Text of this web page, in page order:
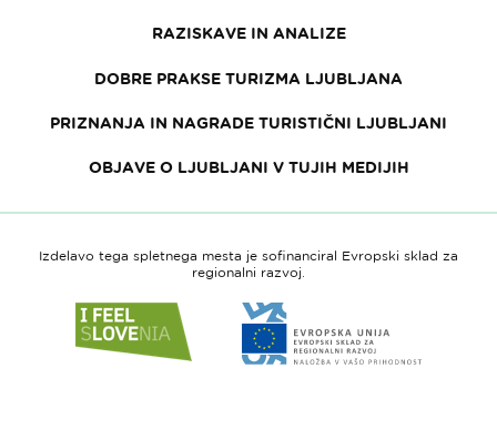
RAZISKAVE IN ANALIZE
DOBRE PRAKSE TURIZMA LJUBLJANA
PRIZNANJA IN NAGRADE TURISTIČNI LJUBLJANI
OBJAVE O LJUBLJANI V TUJIH MEDIJIH
Izdelavo tega spletnega mesta je sofinanciral Evropski sklad za
regionalni razvoj.
do
spletne
do
spletne